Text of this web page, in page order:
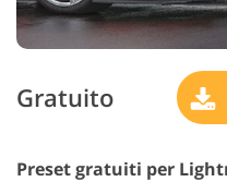
Gratuito